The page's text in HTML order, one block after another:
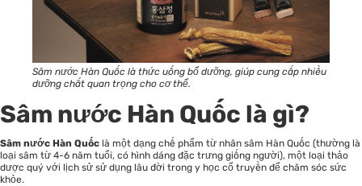
Sâm nước Hàn Quốc là thức uống bổ dưỡng, giúp cung cấp nhiều
dưỡng chất quan trọng cho cơ thể.
Sâm nước Hàn Quốc là gì?
Sâm nước Hàn Quốc là một dạng chế phẩm từ nhân sâm Hàn Quốc (thường là
loại sâm từ 4-6 năm tuổi, có hình dáng đặc trưng giống người), một loại thảo
dược quý với lịch sử sử dụng lâu đời trong y học cổ truyền để chăm sóc sức
khỏe.